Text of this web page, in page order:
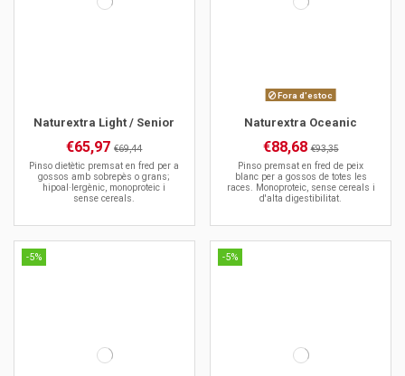
Naturextra Light / Senior
€65,97€69,44
Pinso dietètic premsat en fred per a
gossos amb sobrepès o grans;
hipoal·lergènic, monoproteic i
sense cereals.
Fora d'estoc
Naturextra Oceanic
€88,68€93,35
Pinso premsat en fred de peix
blanc per a gossos de totes les
races. Monoproteic, sense cereals i
d'alta digestibilitat.
-5% -5%